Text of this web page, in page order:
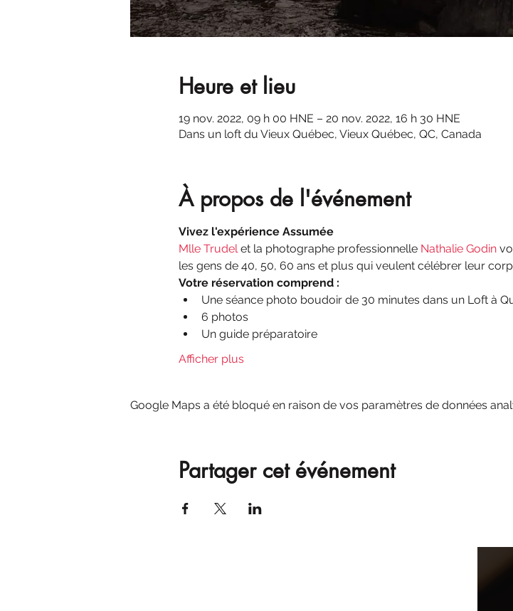
Heure et lieu
19 nov. 2022, 09 h 00 HNE – 20 nov. 2022, 16 h 30 HNE
Dans un loft du Vieux Québec, Vieux Québec, QC, Canada
À propos de l'événement
Vivez l'expérience Assumée
Mlle Trudel et la photographe professionnelle Nathalie Godin
les gens de 40, 50, 60 ans et plus qui veulent célébrer leur
Votre réservation comprend :
Une séance photo boudoir de 30 minutes dans un Loft à
6 photos
Un guide préparatoire
Afficher plus
Google Maps a été bloqué en raison de vos paramètres de données
Partager cet événement